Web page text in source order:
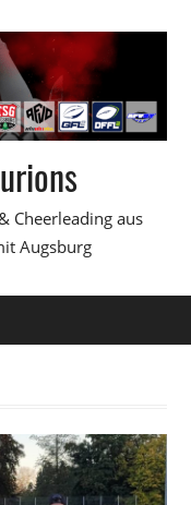
Cheerleading aus
Augsburg